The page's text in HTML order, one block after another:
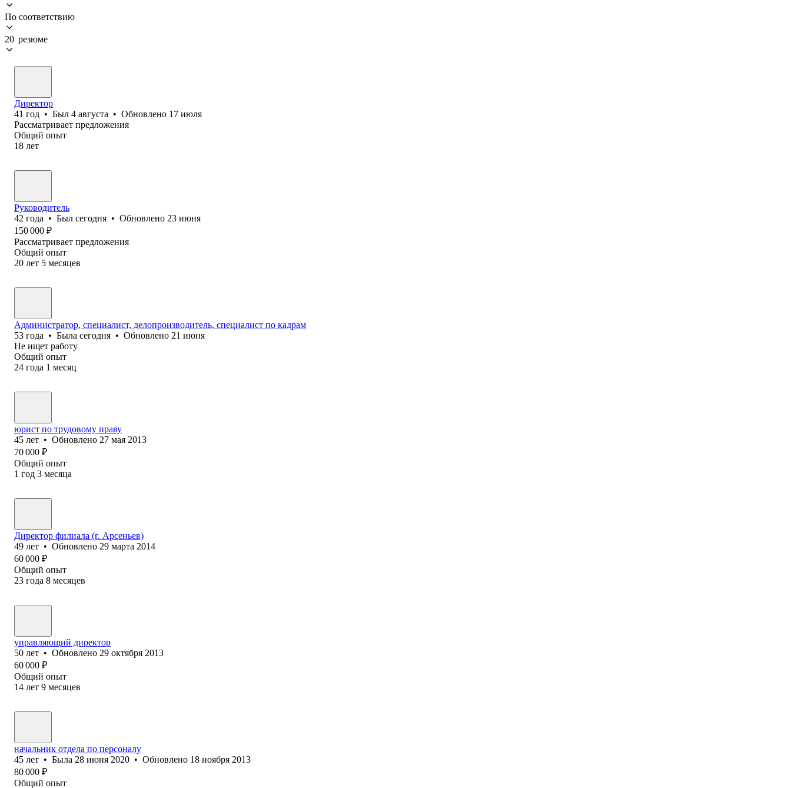
По соответствию
20 резюме
Директор
41 год • Был 4 августа • Обновлено 17 июля
Рассматривает предложения
Общий опыт
18 лет
Руководитель
42 года • Был сегодня • Обновлено 23 июня
150 000 ₽
Рассматривает предложения
Общий опыт
20 лет 5 месяцев
Администратор, специалист, делопроизводитель, специалист по кадрам
53 года • Была сегодня • Обновлено 21 июня
Не ищет работу
Общий опыт
24 года 1 месяц
юрист по трудовому праву
45 лет • Обновлено 27 мая 2013
70 000 ₽
Общий опыт
1 год 3 месяца
Директор филиала (г. Арсеньев)
49 лет • Обновлено 29 марта 2014
60 000 ₽
Общий опыт
23 года 8 месяцев
управляющий директор
50 лет • Обновлено 29 октября 2013
60 000 ₽
Общий опыт
14 лет 9 месяцев
начальник отдела по персоналу
45 лет • Была 28 июня 2020 • Обновлено 18 ноября 2013
80 000 ₽
Общий опыт